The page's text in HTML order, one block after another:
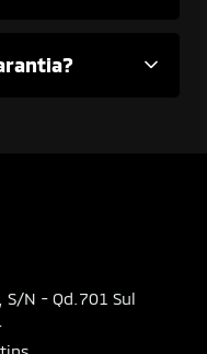
S/N - Qd.701 Sul